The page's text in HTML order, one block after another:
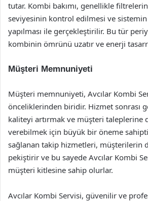
tutar. Kombi bakımı, genellikle
seviyesinin kontrol edilmesi ve
yapılması ile gerçekleştirilir. Bu tür
kombinin ömrünü uzatır ve enerji
Müşteri Memnuniyeti
Müşteri memnuniyeti, Avcılar Kombi
önceliklerinden biridir. Hizmet sonrası
kaliteyi artırmak ve müşteri taleplerine
verebilmek için büyük bir öneme
sağlanan takip hizmetleri, müşterilerin
pekiştirir ve bu sayede Avcılar Kombi
müşteri kitlesine sahip olurlar.
Avcılar Kombi Servisi, güvenilir ve